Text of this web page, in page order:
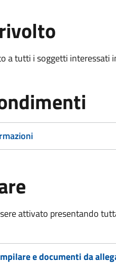
a tutti i soggetti interessati
attivato presentando
e documenti da